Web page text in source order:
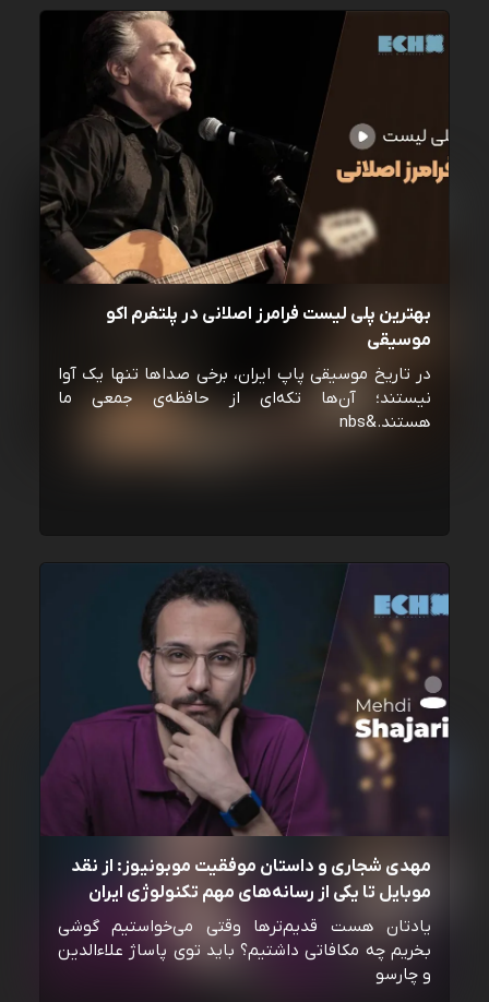
بهترین پلی لیست فرامرز اصلانی در پلتفرم اکو
موسیقی
در تاریخ موسیقی پاپ ایران، برخی صداها تنها یک آوا
نیستند؛ آن‌ها تکه‌ای از حافظه‌ی جمعی ما
هستند.&nbs
مهدی شجاری و داستان موفقیت موبونیوز: از نقد
موبایل تا یکی از رسانه‌‌های مهم تکنولوژی ایران
یادتان هست قدیم‌ترها وقتی می‌خواستیم گوشی
بخریم چه مکافاتی داشتیم؟ باید توی پاساژ علاءالدین
و چارسو